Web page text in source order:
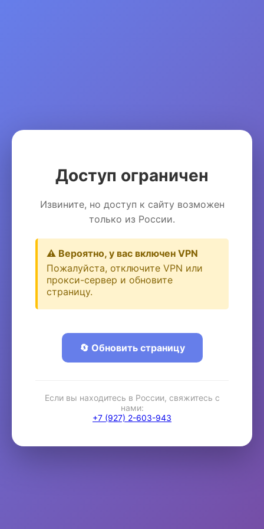
Доступ ограничен
Извините, но доступ к сайту возможен
только из России.
⚠️ Вероятно, у вас включен VPN
Пожалуйста, отключите VPN или
прокси-сервер и обновите
страницу.
🔄 Обновить страницу
Если вы находитесь в России, свяжитесь с
нами:
+7 (927) 2-603-943